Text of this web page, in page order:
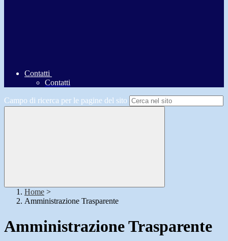
Contatti
Contatti
Campo di ricerca per le pagine del sito
Home >
Amministrazione Trasparente
Amministrazione Trasparente